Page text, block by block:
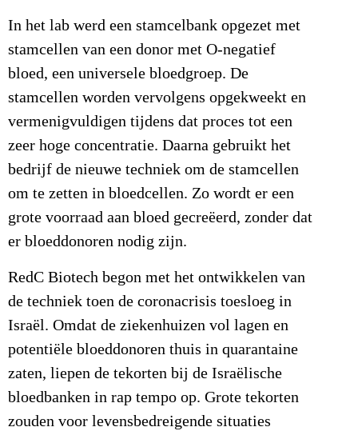
In het lab werd een stamcelbank opgezet met
stamcellen van een donor met O-negatief
bloed, een universele bloedgroep. De
stamcellen worden vervolgens opgekweekt en
vermenigvuldigen tijdens dat proces tot een
zeer hoge concentratie. Daarna gebruikt het
bedrijf de nieuwe techniek om de stamcellen
om te zetten in bloedcellen. Zo wordt er een
grote voorraad aan bloed gecreëerd, zonder dat
er bloeddonoren nodig zijn.
RedC Biotech begon met het ontwikkelen van
de techniek toen de coronacrisis toesloeg in
Israël. Omdat de ziekenhuizen vol lagen en
potentiële bloeddonoren thuis in quarantaine
zaten, liepen de tekorten bij de Israëlische
bloedbanken in rap tempo op. Grote tekorten
zouden voor levensbedreigende situaties